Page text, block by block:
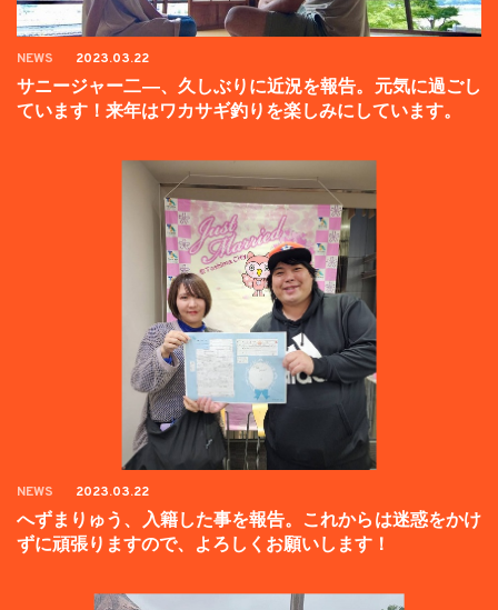
NEWS 2023.03.22
サニージャー二―、久しぶりに近況を報告。元気に過ごし
ています！来年はワカサギ釣りを楽しみにしています。
NEWS 2023.03.22
へずまりゅう、入籍した事を報告。これからは迷惑をかけ
ずに頑張りますので、よろしくお願いします！